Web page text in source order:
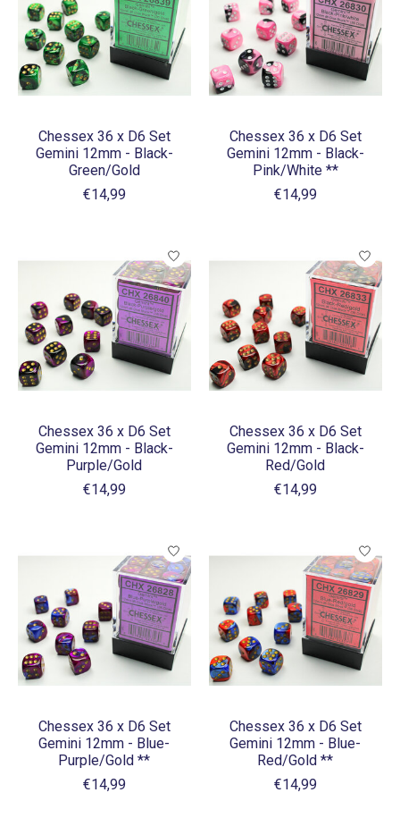
Chessex 36 x D6 Set
Gemini 12mm - Black-
Green/Gold
€14,99
Chessex 36 x D6 Set
Gemini 12mm - Black-
Pink/White **
€14,99
Chessex 36 x D6 Set
Gemini 12mm - Black-
Purple/Gold
€14,99
Chessex 36 x D6 Set
Gemini 12mm - Black-
Red/Gold
€14,99
Chessex 36 x D6 Set
Gemini 12mm - Blue-
Purple/Gold **
€14,99
Chessex 36 x D6 Set
Gemini 12mm - Blue-
Red/Gold **
€14,99